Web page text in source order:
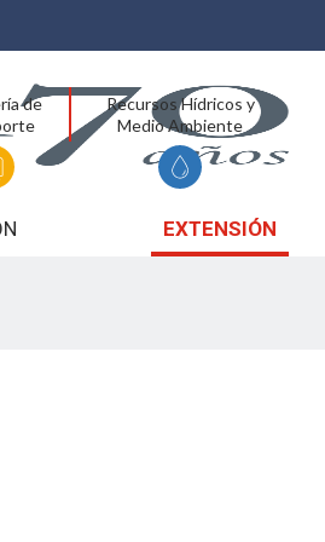
y Conservación
e Imagen
de
Recursos Hídricos y
Medio Ambiente
EXTENSIÓN